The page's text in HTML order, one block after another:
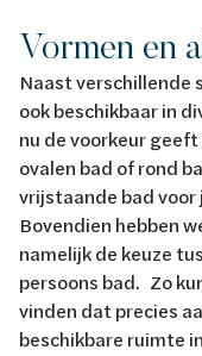
Vormen en
Naast verschillende
ook beschikbaar in
nu de voorkeur
ovalen bad of rond
vrijstaande bad
Bovendien hebben
namelijk de keuze
persoons bad. Zo
vinden dat precies
beschikbare ruimte